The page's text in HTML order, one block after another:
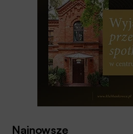
Najnowsze